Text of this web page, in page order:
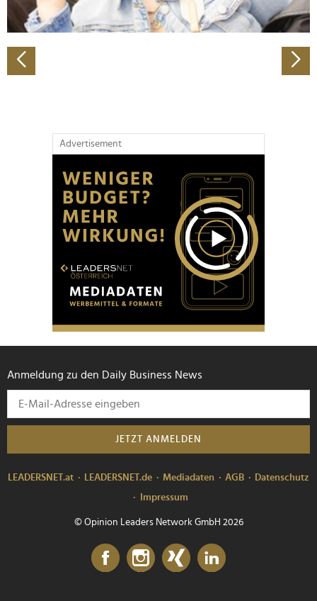
analysieren. Außerdem geben wir Informationen zu Ihrer
Verwendung unserer Website an unsere Partner für
Partner führen diese Informationen möglicherweise mit
weiteren Daten zusammen, die Sie ihnen bereitgestellt
Advertisement
Anmeldung zu den Daily Business News
JETZT ANMELDEN
LEADERSNET.at LEADERSNET.de Mediadaten AGB
Datenschutz
Impressum
© Opinion Leaders Network GmbH 2026